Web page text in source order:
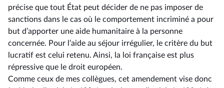
précise que tout État peut décider de ne pas imposer de
sanctions dans le cas où le comportement incriminé a pour
but d’apporter une aide humanitaire à la personne
concernée. Pour l’aide au séjour irrégulier, le critère du but
lucratif est celui retenu. Ainsi, la loi française est plus
répressive que le droit européen.
Comme ceux de mes collègues, cet amendement vise donc